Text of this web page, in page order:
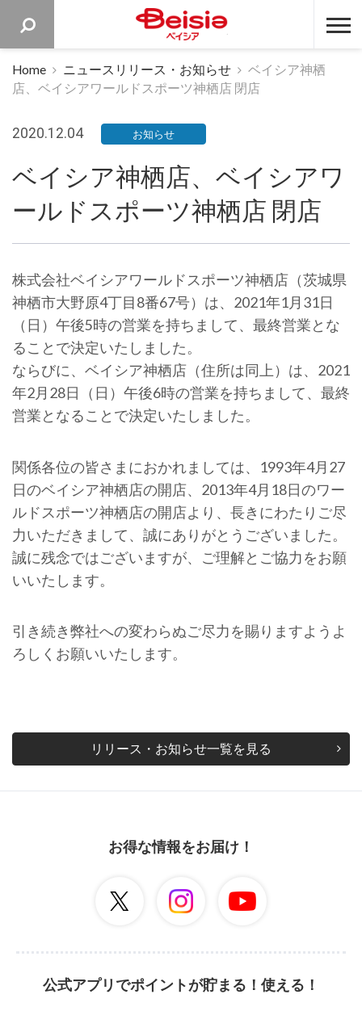
ベイシア
Home ニュースリリース・お知らせ
ベイシア神栖
店、ベイシアワールドスポーツ神栖店 閉店
2020.12.04 お知らせ
ベイシア神栖店、ベイシアワ
ールドスポーツ神栖店 閉店
株式会社ベイシアワールドスポーツ神栖店（茨城県
神栖市大野原4丁目8番67号）は、2021年1月31日
（日）午後5時の営業を持ちまして、最終営業とな
ることで決定いたしました。
ならびに、ベイシア神栖店（住所は同上）は、2021
年2月28日（日）午後6時の営業を持ちまして、最終
営業となることで決定いたしました。
関係各位の皆さまにおかれましては、1993年4月27
日のベイシア神栖店の開店、2013年4月18日のワー
ルドスポーツ神栖店の開店より、長きにわたりご尽
力いただきまして、誠にありがとうございました。
誠に残念ではございますが、ご理解とご協力をお願
いいたします。
引き続き弊社への変わらぬご尽力を賜りますようよ
ろしくお願いいたします。
リリース・お知らせ一覧を見る
お得な情報をお届け！
公式アプリでポイントが貯まる！使える！